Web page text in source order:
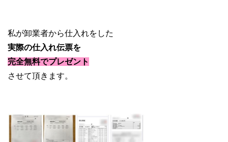
私が卸業者から仕入れをした
実際の仕入れ伝票を
完全無料でプレゼント
させて頂きます。